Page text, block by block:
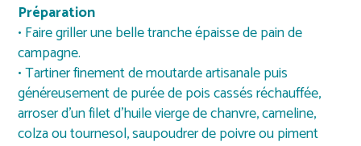
Préparation
• Faire griller une belle tranche épaisse de pain de
campagne.
• Tartiner finement de moutarde artisanale puis
généreusement de purée de pois cassés réchauffée,
arroser d’un filet d’huile vierge de chanvre, cameline,
colza ou tournesol, saupoudrer de poivre ou piment